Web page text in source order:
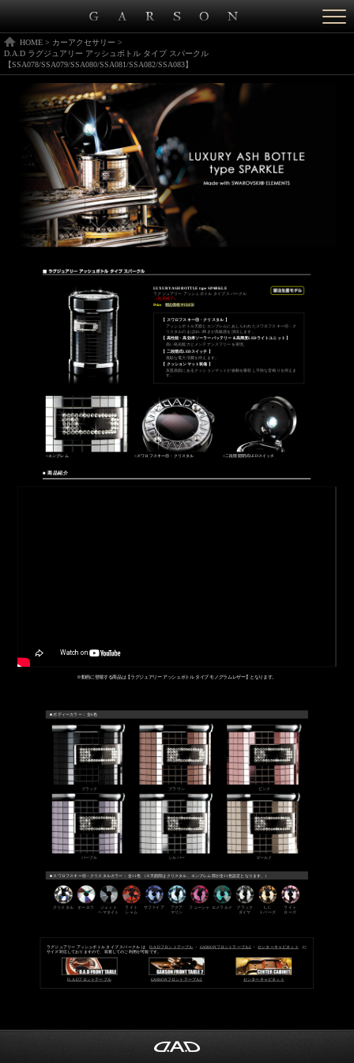
HOME > カーアクセサリー >
D.A.D ラグジュアリー アッシュボトル タイプ スパークル
【SSA078/SSA079/SSA080/SSA081/SSA082/SSA083】
LUXURY ASH BOTTLE type SPARKLE
ラグジュアリー アッシュボトル タイプ スパークル
（完売終了）
Price税込価格￥10,450
【 スワロフスキーⓇ・クリスタル 】
アッシュボトル天面とエンブレムにあしらわれたスワロフスキーⓇ・ク
リスタルのまばゆい輝きが高級感を演出します。
【 高性能・高効率ソーラーバッテリー＆高輝度LEDライトユニット 】
高い発光能力とメンテナンスフリーを実現。
【 二段階式LEDスイッチ 】
無駄な電力消費を抑えます。
【 クッションマット装備 】
灰皿底面にあるクッションマットが振動を吸収し不快な音鳴りを抑えま
す。
■エンブレム ■スワロフスキーⓇ・クリスタル ■二段階開閉式LEDスイッチ
■ 商品紹介
※動画に登場する商品は【ラグジュアリー アッシュボトル タイプ モノグラムレザー】となります。
■ ボディーカラー： 全6色
ブラック
パープル
ブラウン
シルバー
ピンク
ゴールド
■ スワロフスキーⓇ・クリスタルカラー： 全11色 （※天面部はクリスタル、エンブレム部が全11色設定となります。）
クリスタル オーロラ
ジェット
ヘマタイト
ライト
シャム
サファイア
アクア
マリン
フューシャ エメラルド
ブラック
ダイヤ
L.C.
トパーズ
ライト
ローズ
ラグジュアリー アッシュボトル タイプ スパークル はD.A.Dフロントテーブル ・ GARSONフロントテーブル2 ・センターキャビネット
に
サイズ対応しておりますので、装着してのご利用が可能です。
D.A.Dフロントテーブル GARSONフロントテーブル2 センターキャビネット